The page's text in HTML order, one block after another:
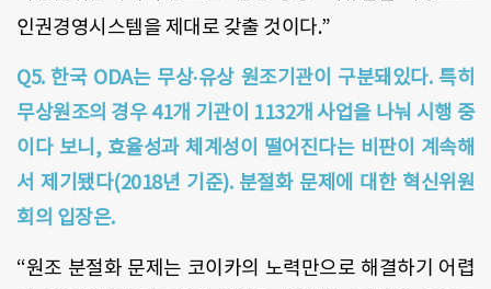
인권경영시스템을 제대로 갖출 것이다.”
Q5. 한국 ODA는 무상∙유상 원조기관이 구분돼있다. 특히
무상원조의 경우 41개 기관이 1132개 사업을 나눠 시행 중
이다 보니, 효율성과 체계성이 떨어진다는 비판이 계속해
서 제기됐다(2018년 기준). 분절화 문제에 대한 혁신위원
회의 입장은.
“원조 분절화 문제는 코이카의 노력만으로 해결하기 어렵